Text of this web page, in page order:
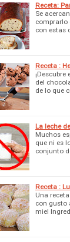
Receta:
Se
comprarlo
con estas
Receta :
del
de lo que
La leche
Muchos
que ni es
conjunto
Receta :
Una
con gusto
miel